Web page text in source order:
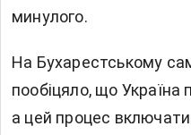
минулого.
На Бухарестському
пообіцяло, що
а цей процес